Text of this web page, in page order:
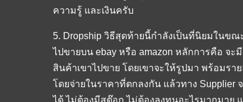
ความรู้ และเงินครับ
5. Dropship วิธีสุดท้ายนี้กำลังเป็นที่นิยมในขณ
ไปขายบน ebay หรือ amazon หลักการคือ จะ
สินค้าเขาไปขาย โดยเขาจะให้รูปมา พร้อมรา
โดยจ่ายในราคาที่ตกลงกัน แล้วทาง Supplier
ได้ ไม่ต้องมีสต๊อก ไม่ต้องลงทุนอะไรมากมาย